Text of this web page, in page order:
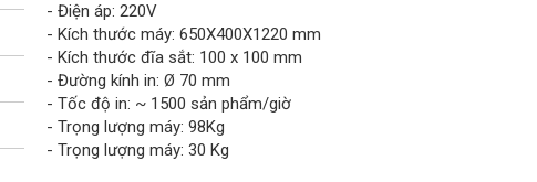
- Điện áp: 220V
- Kích thước máy: 650X400X1220 mm
- Kích thước đĩa sắt: 100 x 100 mm
- Đường kính in: Ø 70 mm
- Tốc độ in: ~ 1500 sản phẩm/giờ
- Trọng lượng máy: 98Kg
- Trọng lượng máy: 30 Kg